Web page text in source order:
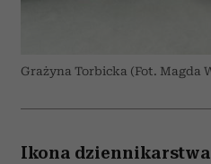
Grażyna Torbicka (Fot. Magda
Ikona